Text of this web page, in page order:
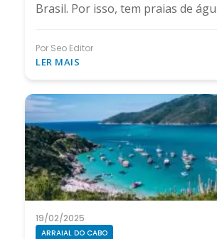
Brasil. Por isso, tem praias de
Por Seo Editor
LER MAIS
19/02/2025
ARRAIAL DO CABO